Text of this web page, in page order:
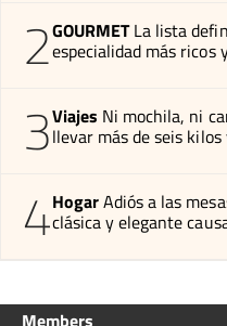
2GOURMET La lista
especialidad más ricos
3Viajes Ni mochila, ni
llevar más de seis
4HogarAdiós a las
clásica y elegante
Members